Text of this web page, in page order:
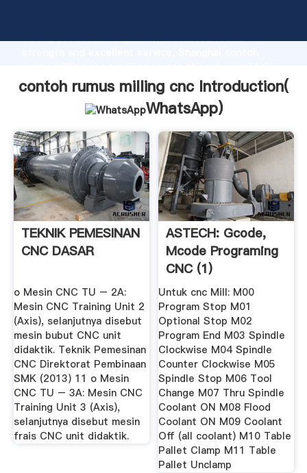
strong production capability, advanced research
values to all of customers.
contoh rumus milling cnc Introduction(
WhatsApp)
TEKNIK PEMESINAN
CNC DASAR
o Mesin CNC TU – 2A:
Mesin CNC Training Unit 2
(Axis), selanjutnya disebut
mesin bubut CNC unit
didaktik. Teknik Pemesinan
CNC Direktorat Pembinaan
SMK (2013) 11 o Mesin
CNC TU – 3A: Mesin CNC
Training Unit 3 (Axis),
selanjutnya disebut mesin
frais CNC unit didaktik.
ASTECH: Gcode,
Mcode Programing
CNC (1)
Untuk cnc Mill: M00
Program Stop M01
Optional Stop M02
Program End M03 Spindle
Clockwise M04 Spindle
Counter Clockwise M05
Spindle Stop M06 Tool
Change M07 Thru Spindle
Coolant ON M08 Flood
Coolant ON M09 Coolant
Off (all coolant) M10 Table
Pallet Clamp M11 Table
Pallet Unclamp